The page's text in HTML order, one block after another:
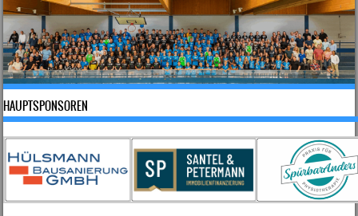
HAUPTSPONSOREN